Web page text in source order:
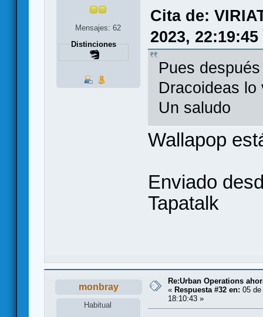
Mensajes: 62
Distinciones
Cita de:
2023, 22:19:45
Pues
Dracoideas
Un saludo
Wallapop
Enviado
Tapatalk
monbray
Habitual
Re:Urban Operations
« Respuesta #32 en: 05
18:10:43 »